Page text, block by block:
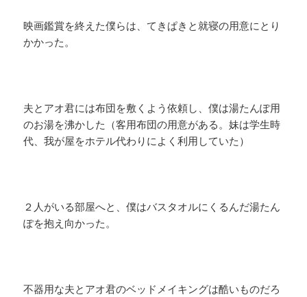
映画鑑賞を終えた僕らは、てきぱきと就寝の用意にとり
かかった。
夫とアオ君には布団を敷くよう依頼し、僕は湯たんぽ用
のお湯を沸かした（客用布団の用意がある。妹は学生時
代、我が屋をホテル代わりによく利用していた）
２人がいる部屋へと、僕はバスタオルにくるんだ湯たん
ぽを抱え向かった。
不器用な夫とアオ君のベッドメイキングは酷いものだろ